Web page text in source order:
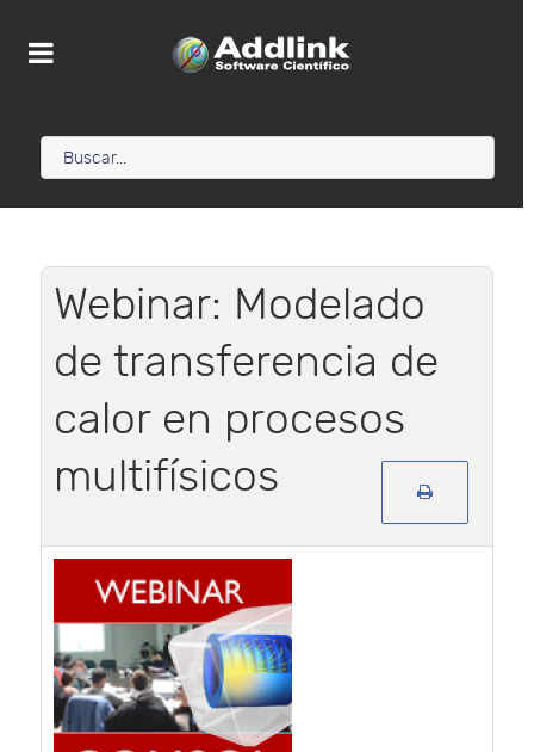
Webinar: Modelado
de transferencia de
calor en procesos
multifísicos